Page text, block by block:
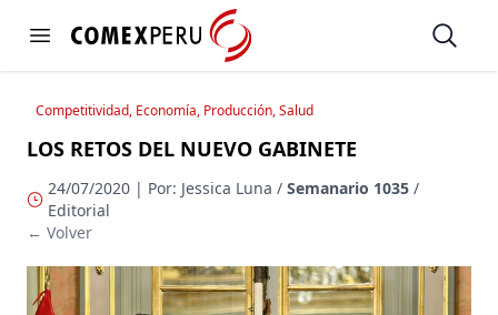
Open menu
https://www.comexperu.org.pe Open
Competitividad, Economía, Producción, Salud
LOS RETOS DEL NUEVO GABINETE
24/07/2020 | Por: Jessica Luna /Semanario 1035 /
Editorial
← Volver